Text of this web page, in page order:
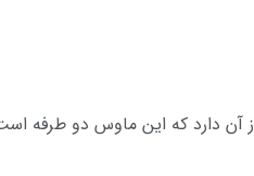
دارد که این ماوس دو طرفه